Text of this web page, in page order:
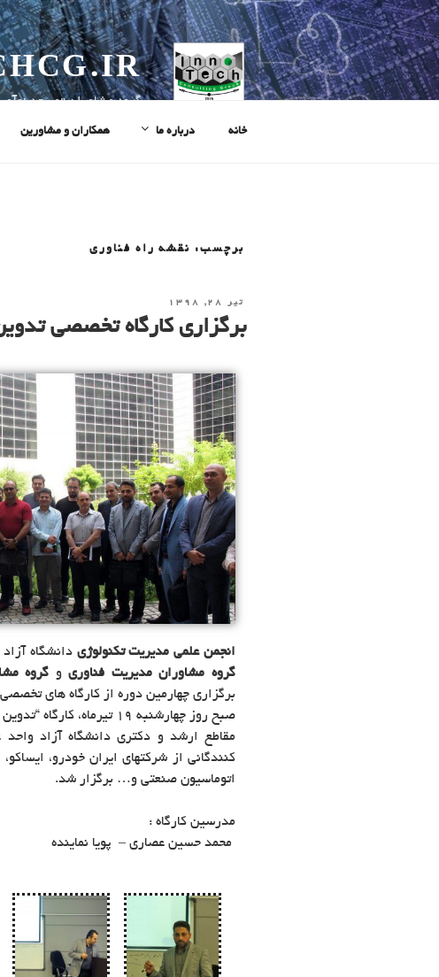
گروه مشاوران توسعه
خانه درباره ما همکاران و مشاورین
برچسب: نقشه راه فناوری
تیر ۲۸, ۱۳۹۸
برگزاری کارگاه تخصصی
انجمن علمی مدیریت تکنولوژی دانشگاه
گروه مشاوران مدیریت فناوریو گروه
برگزاری چهارمین دوره از کارگاه های
صبح روز چهارشنبه ۱۹
مقاطع ارشد و دکتری دانشگاه آزاد
کنندگانی از شرکتهای ایران خودرو،
اتوماسیون صنعتی و… برگزار شد.
مدرسین کارگاه :
محمد حسین عصاری – پویا نماینده